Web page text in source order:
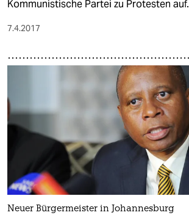
Kommunistische Partei zu Protesten auf.
7.4.2017
Neuer Bürgermeister in Johannesburg